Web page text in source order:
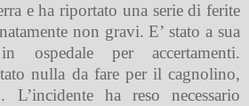
e ha riportato una serie di ferite
non gravi. E’ stato a sua
ospedale per accertamenti.
nulla da fare per il cagnolino,
L’incidente ha reso necessario